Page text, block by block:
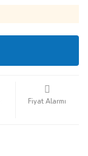
Fiyat Alarmı